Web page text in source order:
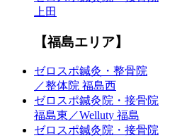
上田
【福島エリア】
ゼロスポ鍼灸・整骨院
／整体院 福島西
ゼロスポ鍼灸院・接骨院
福島東／Welluty 福島
ゼロスポ鍼灸院・接骨院